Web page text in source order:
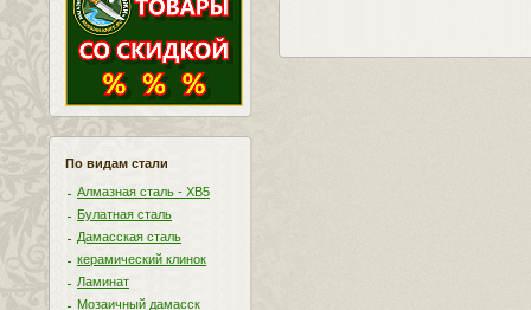
По видам стали
Алмазная сталь - ХВ5
Булатная сталь
Дамасская сталь
керамический клинок
Ламинат
Мозаичный дамасск